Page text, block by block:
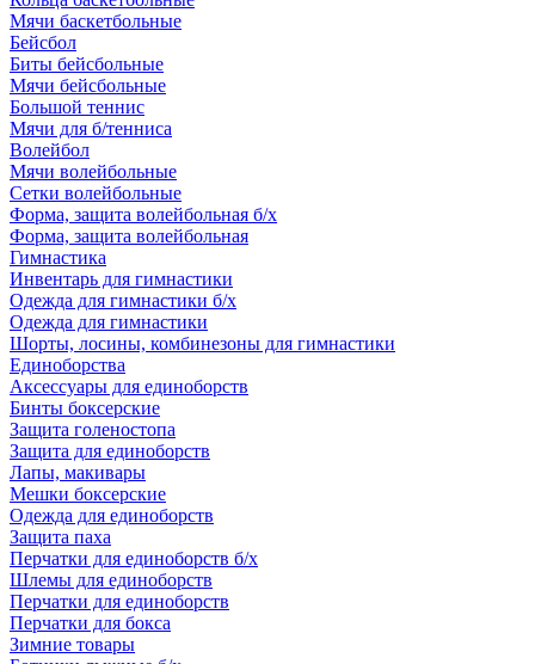
Мячи баскетбольные
Бейсбол
Биты бейсбольные
Мячи бейсбольные
Большой теннис
Мячи для б/тенниса
Волейбол
Мячи волейбольные
Сетки волейбольные
Форма, защита волейбольная б/х
Форма, защита волейбольная
Гимнастика
Инвентарь для гимнастики
Одежда для гимнастики б/х
Одежда для гимнастики
Шорты, лосины, комбинезоны для гимнастики
Единоборства
Аксессуары для единоборств
Бинты боксерские
Защита голеностопа
Защита для единоборств
Лапы, макивары
Мешки боксерские
Одежда для единоборств
Защита паха
Перчатки для единоборств б/х
Шлемы для единоборств
Перчатки для единоборств
Перчатки для бокса
Зимние товары